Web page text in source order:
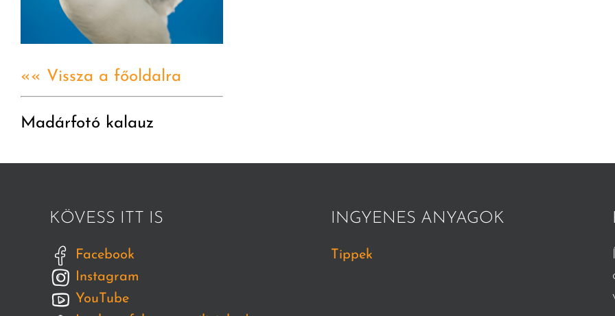
«« Vissza a főoldalra
Madárfotó kalauz
KÖVESS ITT IS
Facebook
Instagram
YouTube
INGYENES ANYAGOK
Tippek